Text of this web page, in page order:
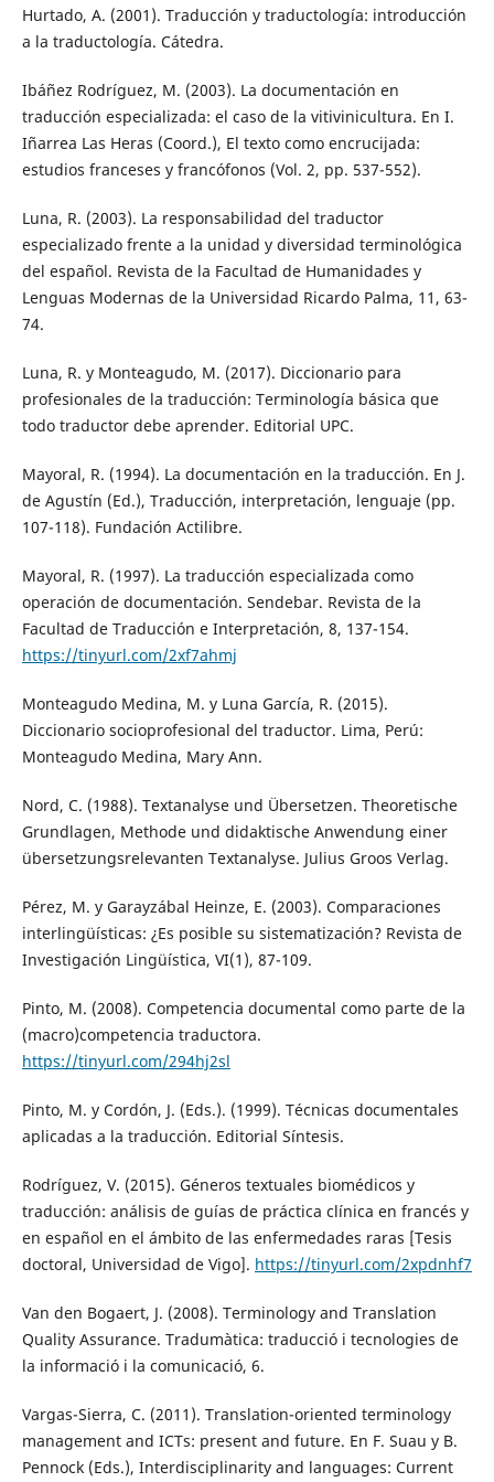
Hurtado, A. (2001). Traducción y traductología: introducción
a la traductología. Cátedra.
Ibáñez Rodríguez, M. (2003). La documentación en
traducción especializada: el caso de la vitivinicultura. En I.
Iñarrea Las Heras (Coord.), El texto como encrucijada:
estudios franceses y francófonos (Vol. 2, pp. 537-552).
Luna, R. (2003). La responsabilidad del traductor
especializado frente a la unidad y diversidad terminológica
del español. Revista de la Facultad de Humanidades y
Lenguas Modernas de la Universidad Ricardo Palma, 11, 63-
74.
Luna, R. y Monteagudo, M. (2017). Diccionario para
profesionales de la traducción: Terminología básica que
todo traductor debe aprender. Editorial UPC.
Mayoral, R. (1994). La documentación en la traducción. En J.
de Agustín (Ed.), Traducción, interpretación, lenguaje (pp.
107-118). Fundación Actilibre.
Mayoral, R. (1997). La traducción especializada como
operación de documentación. Sendebar. Revista de la
Facultad de Traducción e Interpretación, 8, 137-154.
https://tinyurl.com/2xf7ahmj
Monteagudo Medina, M. y Luna García, R. (2015).
Diccionario socioprofesional del traductor. Lima, Perú:
Monteagudo Medina, Mary Ann.
Nord, C. (1988). Textanalyse und Übersetzen. Theoretische
Grundlagen, Methode und didaktische Anwendung einer
übersetzungsrelevanten Textanalyse. Julius Groos Verlag.
Pérez, M. y Garayzábal Heinze, E. (2003). Comparaciones
interlingüísticas: ¿Es posible su sistematización? Revista de
Investigación Lingüística, VI(1), 87-109.
Pinto, M. (2008). Competencia documental como parte de la
(macro)competencia traductora.
https://tinyurl.com/294hj2sl
Pinto, M. y Cordón, J. (Eds.). (1999). Técnicas documentales
aplicadas a la traducción. Editorial Síntesis.
Rodríguez, V. (2015). Géneros textuales biomédicos y
traducción: análisis de guías de práctica clínica en francés y
en español en el ámbito de las enfermedades raras [Tesis
doctoral, Universidad de Vigo]. https://tinyurl.com/2xpdnhf7
Van den Bogaert, J. (2008). Terminology and Translation
Quality Assurance. Tradumàtica: traducció i tecnologies de
la informació i la comunicació, 6.
Vargas-Sierra, C. (2011). Translation-oriented terminology
management and ICTs: present and future. En F. Suau y B.
Pennock (Eds.), Interdisciplinarity and languages: Current